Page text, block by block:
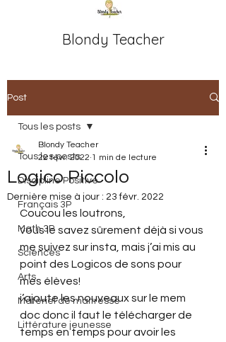
Blondy Teacher
Post
Tous les posts
Discipline Positive
Français 3P
Math 3P
Sciences
Arts
Matériel de maitresse
Littérature jeunesse
Tous les posts
Logico Piccolo
Blondy Teacher
22 févr. 2022 1 min de lecture
Dernière mise à jour : 23 févr. 2022
Coucou les loutrons,
vous le savez sûrement déjà si vous
me suivez sur insta, mais j’ai mis au
point des Logicos de sons pour
mes élèves!
j’ajoute les nouveaux sur le mem
doc donc il faut le télécharger de
temps en temps pour avoir les